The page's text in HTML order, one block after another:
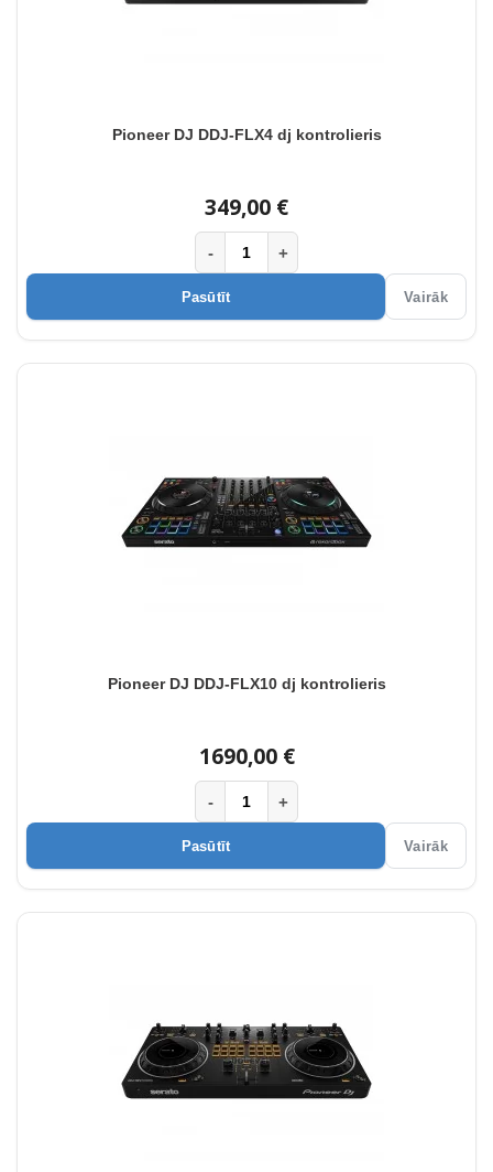
Pioneer DJ DDJ-FLX4 dj kontrolieris
349,00 €
- +
Pasūtīt Vairāk
Pioneer DJ DDJ-FLX10 dj kontrolieris
1690,00 €
- +
Pasūtīt Vairāk